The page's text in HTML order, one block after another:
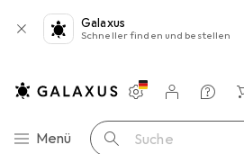
Galaxus
Schneller finden und bestellen
Navigation nach Kategorien
Menü Suche
Einstellungen
Kundenkonto
Vergleichslisten
Merklisten
Warenkorb